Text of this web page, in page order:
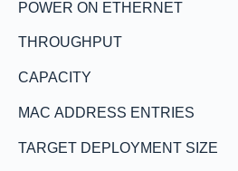
POWER ON ETHERNET
THROUGHPUT
CAPACITY
MAC ADDRESS ENTRIES
TARGET DEPLOYMENT SIZE